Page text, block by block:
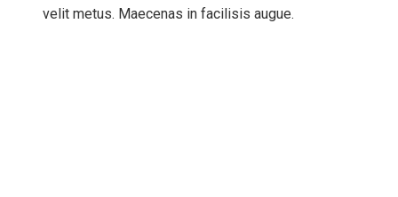
velit metus. Maecenas in facilisis augue.